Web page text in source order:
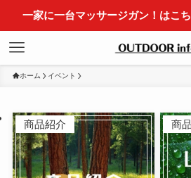
一家に一台マッサージガン！はこ
ホーム イベント
商品紹介 商